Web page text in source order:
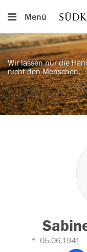
Menü
Wir lassen nur die
nicht den Menschen.
05.06.1941